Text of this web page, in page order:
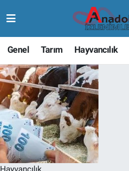
Genel Tarım Hayvancılık